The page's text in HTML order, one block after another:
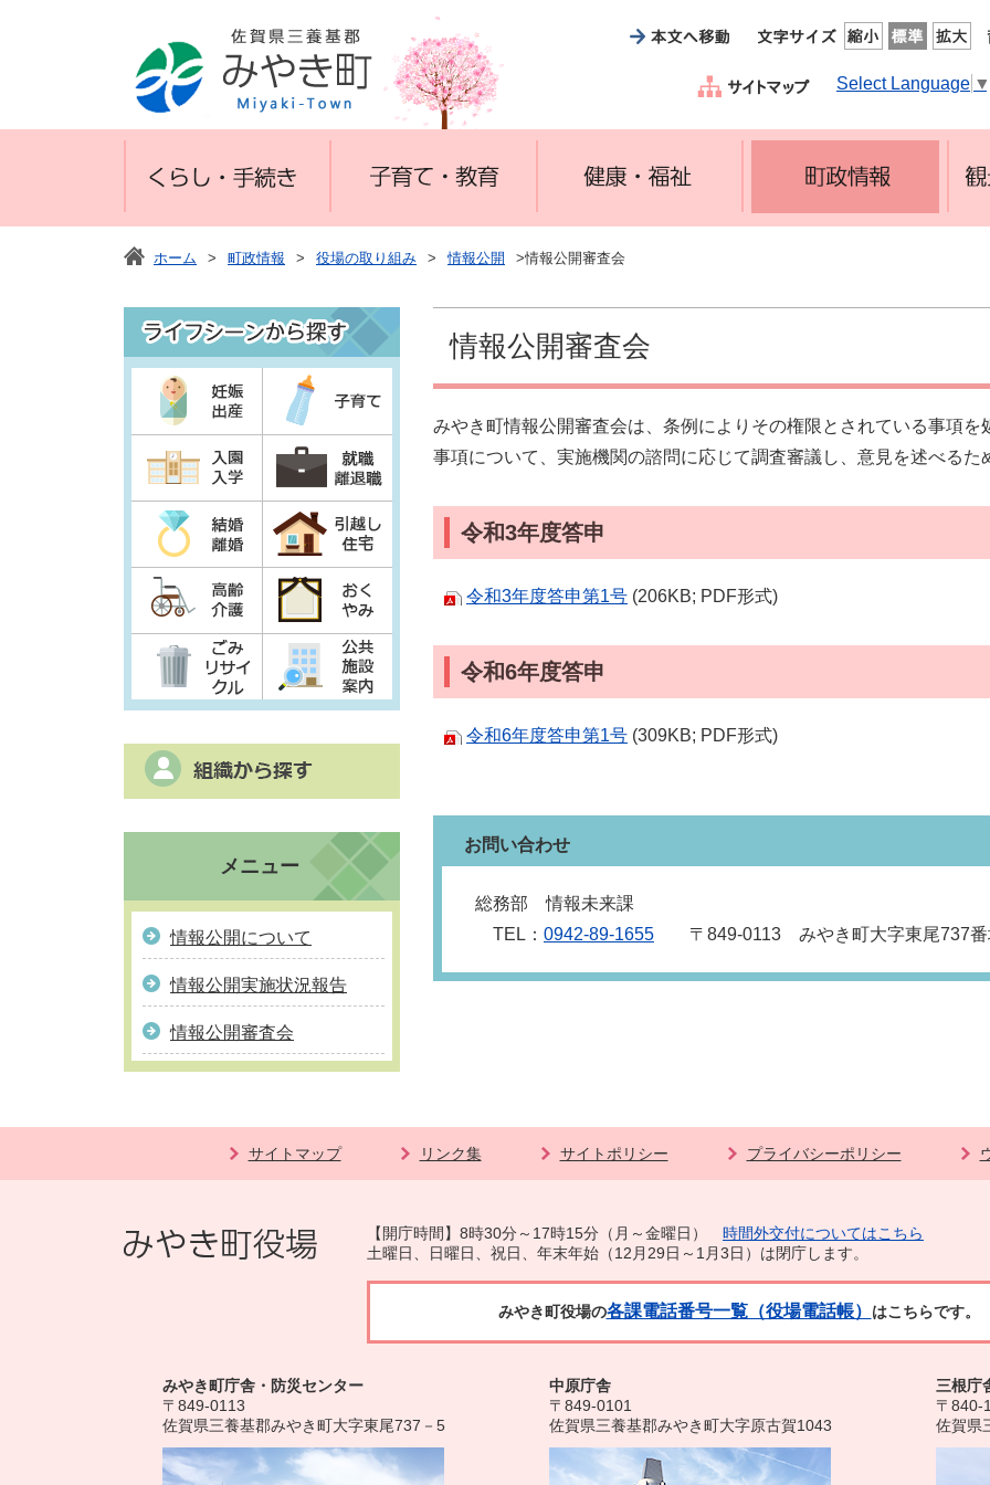
Select Language ▼
ホーム > 町政情報 > 役場の取り組み > 情報公開 >情報公開審査会
メニュー
情報公開について
情報公開実施状況報告
情報公開審査会
情報公開審査会
みやき町情報公開審査会は、条例によりその権限とされている事項
事項について、実施機関の諮問に応じて調査審議し、意見を述べるた
令和3年度答申
令和3年度答申第1号 (206KB; PDF形式)
令和6年度答申
令和6年度答申第1号 (309KB; PDF形式)
お問い合わせ
総務部 情報未来課
TEL： 0942‐89‐1655 〒849‐0113 みやき町大字東尾737番
サイトマップ リンク集 サイトポリシー プライバシーポリシー
【開庁時間】8時30分～17時15分（月～金曜日） 時間外交付についてはこちら
土曜日、日曜日、祝日、年末年始（12月29日～1月3日）は閉庁します。
みやき町役場の各課電話番号一覧（役場電話帳） はこちらです。
みやき町庁舎・防災センター
〒849-0113
佐賀県三養基郡みやき町大字東尾737－5
中原庁舎
〒849-0101
佐賀県三養基郡みやき町大字原古賀1043
三根庁
〒840-
佐賀県